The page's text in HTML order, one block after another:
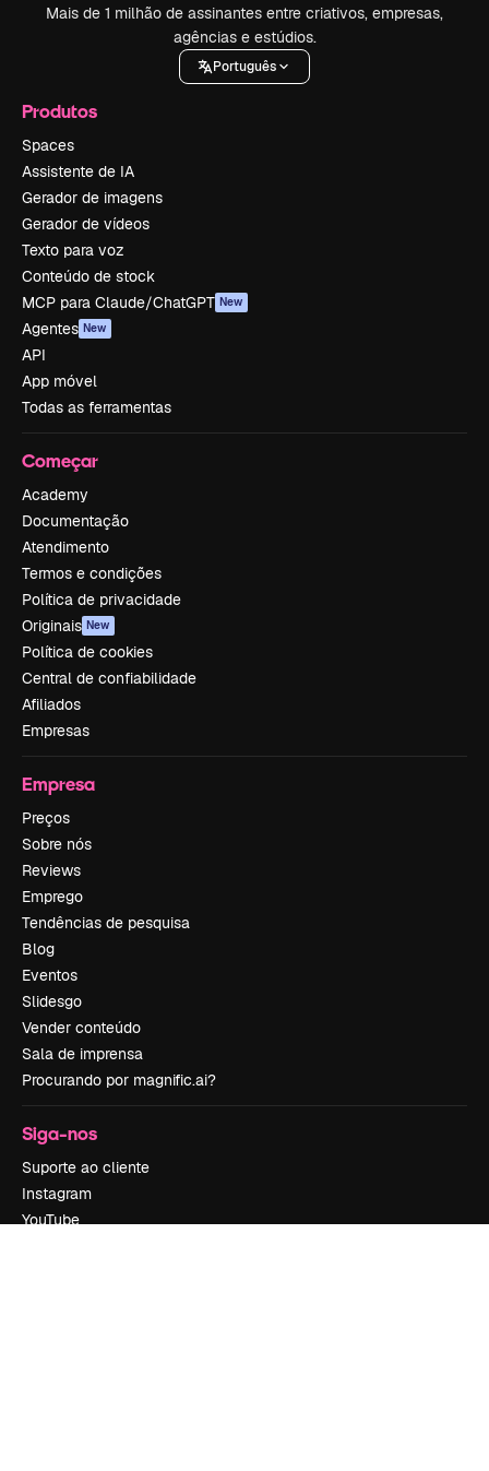
Mais de 1 milhão de assinantes entre criativos, empresas,
agências e estúdios.
Português
Produtos
Spaces
Assistente de IA
Gerador de imagens
Gerador de vídeos
Texto para voz
Conteúdo de stock
MCP para Claude/ChatGPT New
Agentes New
API
App móvel
Todas as ferramentas
Começar
Academy
Documentação
Atendimento
Termos e condições
Política de privacidade
Originais New
Política de cookies
Central de confiabilidade
Afiliados
Empresas
Empresa
Preços
Sobre nós
Reviews
Emprego
Tendências de pesquisa
Blog
Eventos
Slidesgo
Vender conteúdo
Sala de imprensa
Procurando por magnific.ai?
Siga-nos
Suporte ao cliente
Instagram
YouTube